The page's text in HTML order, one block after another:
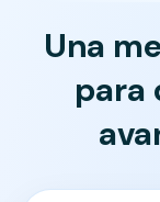
Una
para